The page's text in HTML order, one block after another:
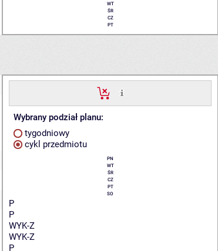
WT
ŚR
CZ
PT
Wybrany podział planu:
tygodniowy
cykl przedmiotu
PN
WT
ŚR
CZ
PT
SO
P
P
WYK-Z
WYK-Z
P